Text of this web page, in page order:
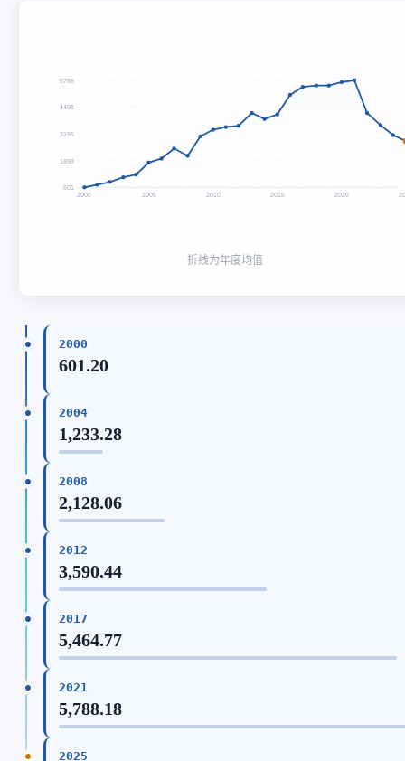
5788
4491
3195
1898
601
2000 2005 2010 2015 2020
折线为年度均值
2000
601.20
2004
1,233.28
2008
2,128.06
2012
3,590.44
2017
5,464.77
2021
5,788.18
2025